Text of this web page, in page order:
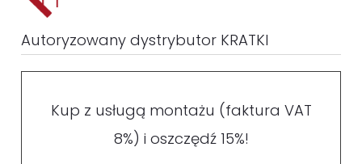
Autoryzowany dystrybutor KRATKI
Kup z usługą montażu (faktura VAT
8%) i oszczędź 15%!